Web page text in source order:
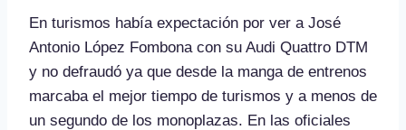
En turismos había expectación por ver a José
Antonio López Fombona con su Audi Quattro DTM
y no defraudó ya que desde la manga de entrenos
marcaba el mejor tiempo de turismos y a menos de
un segundo de los monoplazas. En las oficiales